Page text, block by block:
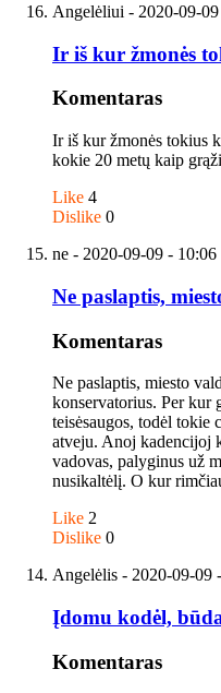
Angelėliui - 2020-09-
Ir iš kur žmonės
Komentaras
Ir iš kur žmonės tokius
kokie 20 metų kaip
Like 4
Dislike 0
ne - 2020-09-09 - 10:06
Ne paslaptis,
Komentaras
Ne paslaptis, miesto
konservatorius. Per kur
teisėsaugos, todėl tokie
atveju. Anoj kadencijoj
vadovas, palyginus už
nusikaltėlį. O kur
Like 2
Dislike 0
Angelėlis - 2020-09-09
Įdomu kodėl,
Komentaras